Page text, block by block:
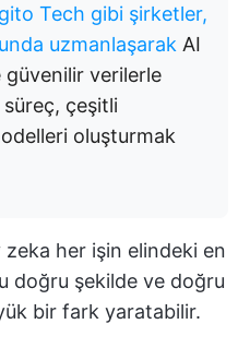
Tech gibi şirketler,
uzmanlaşarak AI
verilerle
çeşitli
oluşturmak
zeka her işin elindeki en
doğru şekilde ve doğru
bir fark yaratabilir.